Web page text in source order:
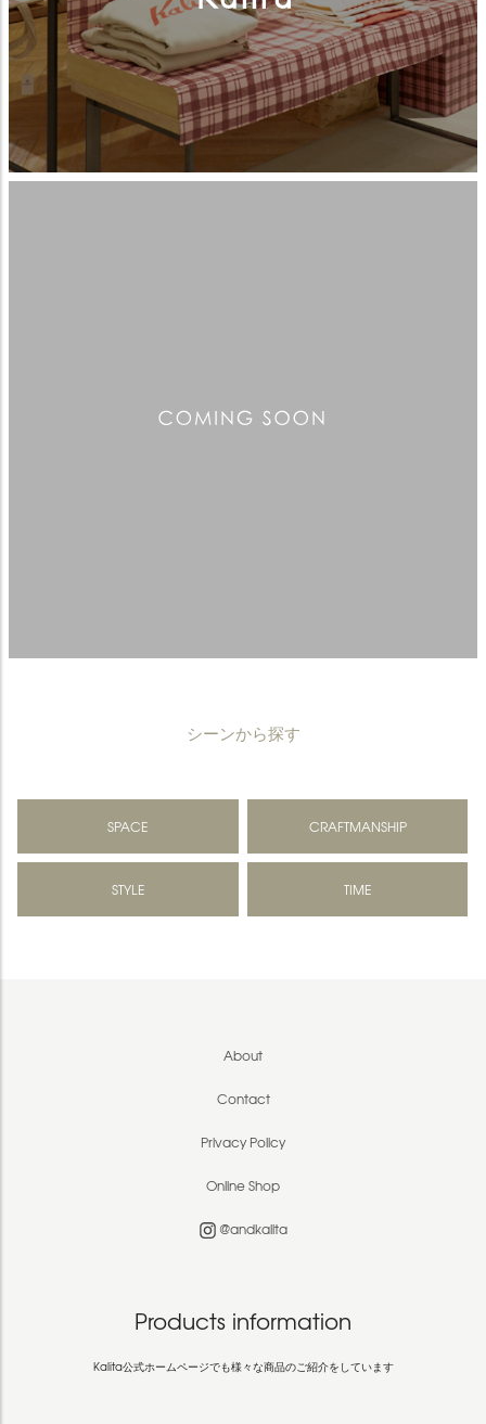
シーンから探す
SPACE CRAFTMANSHIP
STYLE TIME
About
Contact
Privacy Policy
Online Shop
@andkalita
Products information
Kalita公式ホームページでも様々な商品のご紹介をしています